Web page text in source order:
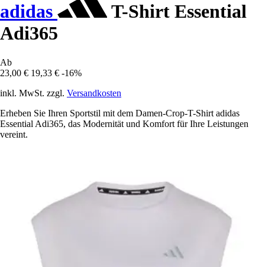
adidas
T-Shirt Essential
Adi365
Ab
23,00 € 19,33 € -16%
inkl. MwSt. zzgl. Versandkosten
Erheben Sie Ihren Sportstil mit dem Damen-Crop-T-Shirt adidas
Essential Adi365, das Modernität und Komfort für Ihre Leistungen
vereint.